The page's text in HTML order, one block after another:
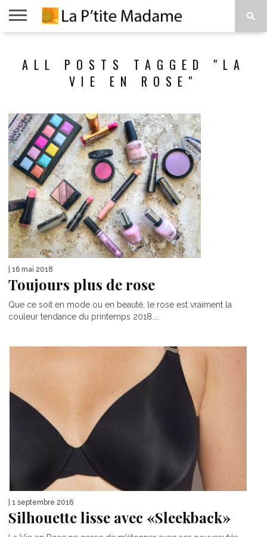
DE
VIVRE
PROPOS
ALL POSTS TAGGED "LA
VIE EN ROSE"
| 16 mai 2018
Toujours plus de rose
Que ce soit en mode ou en beauté, le rose est vraiment la
couleur tendance du printemps 2018....
| 1 septembre 2016
Silhouette lisse avec «Sleekback»